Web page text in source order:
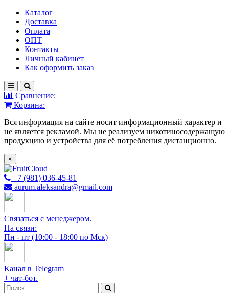
Каталог
Доставка
Оплата
ОПТ
Контакты
Личный кабинет
Как оформить заказ
Сравнение:
Корзина:
Вся информация на сайте носит информационный характер и
не является рекламой. Мы не реализуем никотиносодержащую
продукцию и устройства для её потребления дистанционно.
×
+7 (981) 036-45-81
aurum.aleksandra@gmail.com
Связаться с менеджером.
На связи:
Пн - пт (10:00 - 18:00 по Мск)
Канал в Telegram
+ чат-бот.